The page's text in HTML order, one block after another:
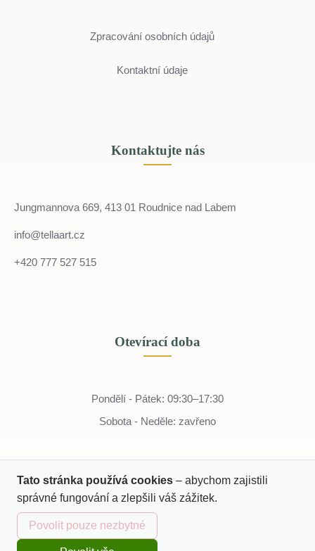
Zpracování osobních údajů
Kontaktní údaje
Kontaktujte nás
Jungmannova 669, 413 01 Roudnice nad Labem
info@tellaart.cz
+420 777 527 515
Otevírací doba
Pondělí - Pátek: 09:30–17:30
Sobota - Neděle: zavřeno
Tato stránka používá cookies – abychom zajistili
správné fungování a zlepšili váš zážitek.
Povolit pouze nezbytné